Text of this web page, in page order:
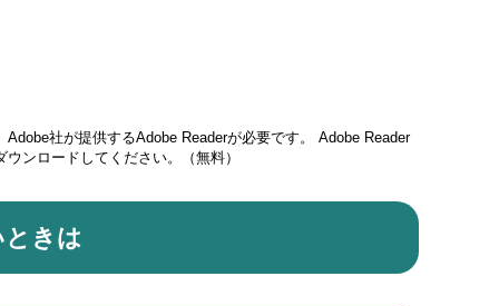
社が提供するAdobe Readerが必要です。
Adobe Reader
ンロードしてください。（無料）
きは